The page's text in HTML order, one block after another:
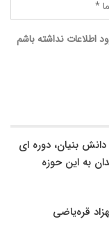
اطلاعات نداشته باشم
بنیان، دوره ای
به این حوزه
قره‌یاضی